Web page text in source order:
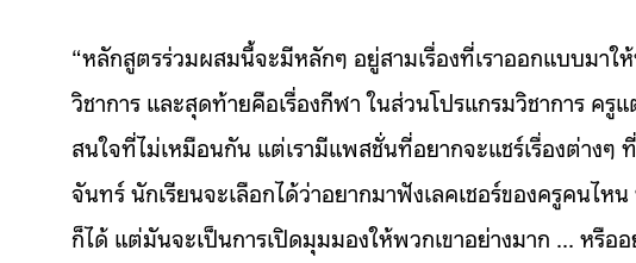
“หลักสูตรร่วมผสมนี้จะมีหลักๆ อยู่สามเรื่องที่เราออกแบบมาใ
วิชาการ และสุดท้ายคือเรื่องกีฬา ในส่วนโปรแกรมวิชาการ
สนใจที่ไม่เหมือนกัน แต่เรามีแพสชั่นที่อยากจะแชร์เรื่องต่างๆ
จันทร์ นักเรียนจะเลือกได้ว่าอยากมาฟังเลคเชอร์ของครูคนไห
ก็ได้ แต่มันจะเป็นการเปิดมุมมองให้พวกเขาอย่างมาก … หรือ